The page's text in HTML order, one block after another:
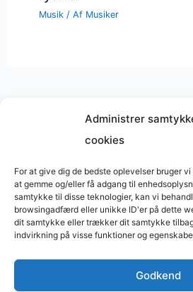
Administrer
cookies
For at give dig de bedste oplevelser bruger
at gemme og/eller få adgang til
samtykke til disse teknologier, kan vi
browsingadfærd eller unikke ID'er på dette
dit samtykke eller trækker dit samtykke
indvirkning på visse funktioner og
Godkend
Musik / Af Musiker
Musik på
Copyright © 2026
Udviklet af
Bygget med
Restaurant